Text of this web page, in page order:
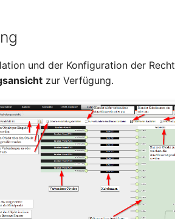
und der Konfiguration der
zur Verfügung.